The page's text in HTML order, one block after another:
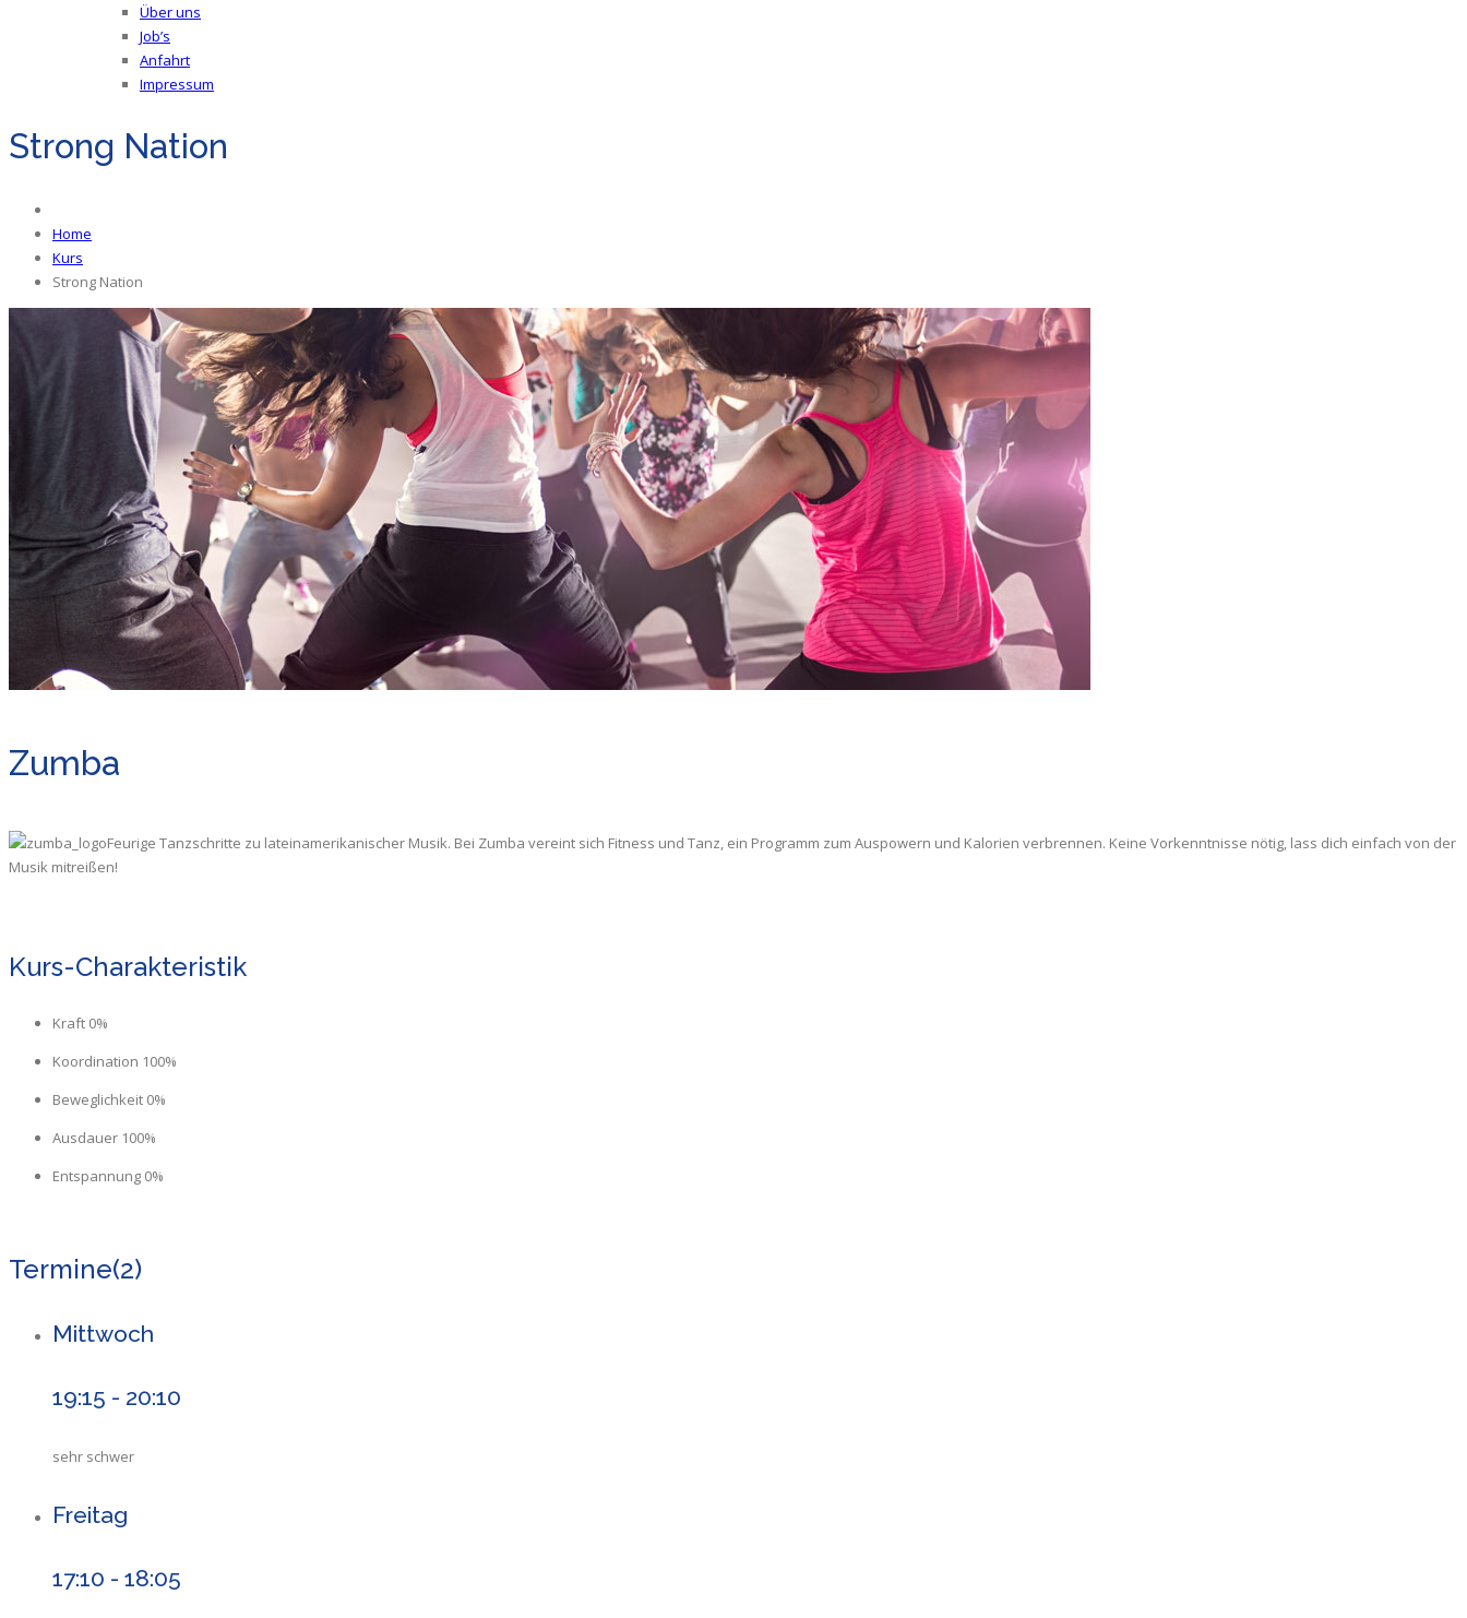
Über uns
Job’s
Anfahrt
Impressum
Strong Nation
Home
Kurs
Strong Nation
Zumba
Feurige Tanzschritte zu lateinamerikanischer Musik. Bei Zumba vereint sich Fitness und Tanz, ein Programm zum Auspowern und Kalorien verbrennen. Keine Vorkenntnisse nötig, lass dich einfach von der
Musik mitreißen!
Kurs-Charakteristik
Kraft 0%
Koordination 100%
Beweglichkeit 0%
Ausdauer 100%
Entspannung 0%
Termine(2)
Mittwoch
19:15 - 20:10
sehr schwer
Freitag
17:10 - 18:05